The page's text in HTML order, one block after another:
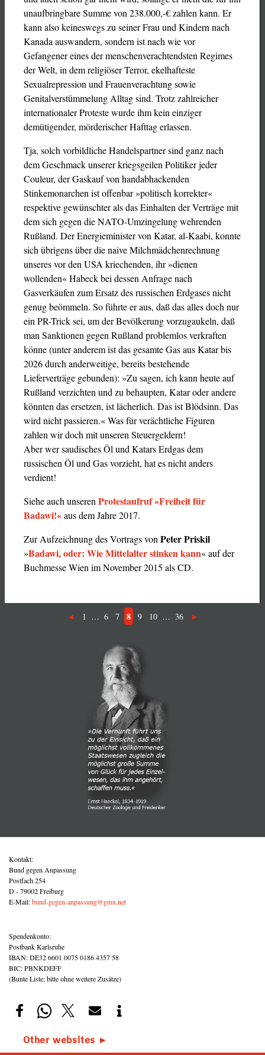
unaufbringbare Summe von 238.000,-€ zahlen kann. Er
kann also keineswegs zu seiner Frau und Kindern nach
Kanada auswandern, sondern ist nach wie vor
Gefangener eines der menschenverachtendsten Regimes
der Welt, in dem religiöser Terror, ekelhafteste
Sexualrepression und Frauenverachtung sowie
Genitalverstümmelung Alltag sind. Trotz zahlreicher
internationaler Proteste wurde ihm kein einziger
demütigender, mörderischer Hafttag erlassen.
Tja, solch vorbildliche Handelspartner sind ganz nach
dem Geschmack unserer kriegsgeilen Politiker jeder
Couleur, der Gaskauf von handabhackenden
Stinkemonarchen ist offenbar »politisch korrekter«
respektive gewünschter als das Einhalten der Verträge mit
dem sich gegen die NATO-Umzingelung wehrenden
Rußland. Der Energieminister von Katar, al-Kaabi, konnte
sich übrigens über die naive Milchmädchenrechnung
unseres vor den USA kriechenden, ihr »dienen
wollenden« Habeck bei dessen Anfrage nach
Gasverkäufen zum Ersatz des russischen Erdgases nicht
genug beömmeln. So führte er aus, daß das alles doch nur
ein PR-Trick sei, um der Bevölkerung vorzugaukeln, daß
man Sanktionen gegen Rußland problemlos verkraften
könne (unter anderem ist das gesamte Gas aus Katar bis
2026 durch anderweitige, bereits bestehende
Lieferverträge gebunden): »Zu sagen, ich kann heute auf
Rußland verzichten und zu behaupten, Katar oder andere
könnten das ersetzen, ist lächerlich. Das ist Blödsinn. Das
wird nicht passieren.« Was für verächtliche Figuren
zahlen wir doch mit unseren Steuergeldern!
Aber wer saudisches Öl und Katars Erdgas dem
russischen Öl und Gas vorzieht, hat es nicht anders
verdient!
Siehe auch unseren Protestaufruf»Freiheit für
Badawi!«aus dem Jahre 2017.
Zur Aufzeichnung des Vortrags von Peter Priskil
»Badawi, oder: Wie Mittelalter stinken kann« auf der
Buchmesse Wien im November 2015 als CD.
1 … 6 7 8 9 10 … 36
Kontakt:
Bund gegen Anpassung
Postfach 254
D - 79002 Freiburg
E-Mail:bund-gegen-anpassung@gmx.net
Spendenkonto:
Postbank Karlsruhe
IBAN: DE32 6601 0075 0186 4357 58
BIC: PBNKDEFF
(Bunte Liste; bitte ohne weitere Zusätze)
Other websites